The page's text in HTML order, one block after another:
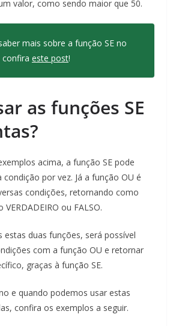
valor, como sendo maior que 50.
mais sobre a função SE no
confira este post!
as funções SE
acima, a função SE pode
por vez. Já a função OU é
condições, retornando como
ou FALSO.
estas duas funções, será possível
com a função OU e retornar
graças à função SE.
e quando podemos usar estas
confira os exemplos a seguir.